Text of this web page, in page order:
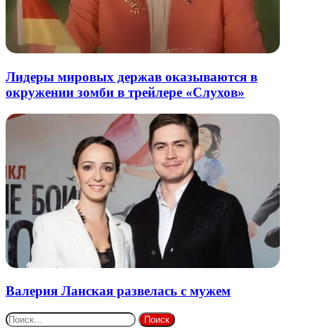
Лидеры мировых держав оказываются в
окружении зомби в трейлере «Слухов»
Валерия Ланская развелась с мужем
Найти: